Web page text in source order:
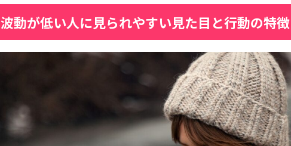
波動が低い人に見られやすい見た目と行動の特徴